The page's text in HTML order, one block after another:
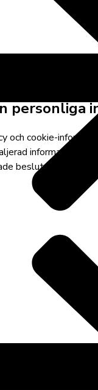
personliga
och cookie-
information om
beslut om sin